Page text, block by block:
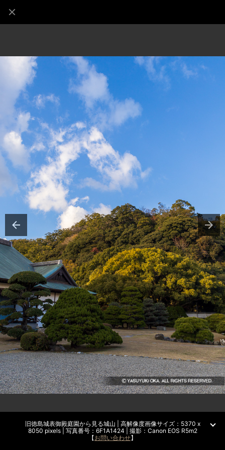
旧徳島城表御殿庭園から見る城山 | 高解像度画像サイズ：5370 x
8050 pixels | 写真番号：6F1A1424 | 撮影：Canon EOS R5m2
【お問い合わせ】